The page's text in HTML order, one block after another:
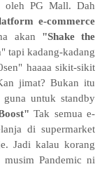
oleh PG Mall. Dah
e-commerce
akan "Shake the
tapi kadang-kadang
haaaa sikit-sikit
jimat? Bukan itu
guna untuk standby
Tak semua e-
di supermarket
Jadi kalau korang
Pandemic ni